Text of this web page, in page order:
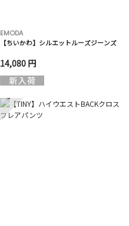
EMODA
【ちいかわ】シルエットルーズジーンズ
14,080 円
6